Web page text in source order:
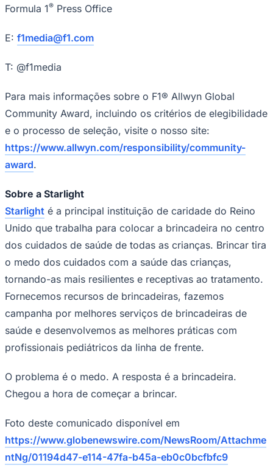
Botafogo
Formula 1® Press Office
E: f1media@f1.com
T: @f1media
Para mais informações sobre o F1® Allwyn Global
Community Award, incluindo os critérios de elegibilidade
e o processo de seleção, visite o nosso site:
https://www.allwyn.com/responsibility/community-
award.
Sobre a Starlight
Starlight é a principal instituição de caridade do Reino
Unido que trabalha para colocar a brincadeira no centro
dos cuidados de saúde de todas as crianças. Brincar tira
o medo dos cuidados com a saúde das crianças,
tornando-as mais resilientes e receptivas ao tratamento.
Fornecemos recursos de brincadeiras, fazemos
campanha por melhores serviços de brincadeiras de
saúde e desenvolvemos as melhores práticas com
profissionais pediátricos da linha de frente.
O problema é o medo. A resposta é a brincadeira.
Chegou a hora de começar a brincar.
Foto deste comunicado disponível em
https://www.globenewswire.com/NewsRoom/Attachme
ntNg/01194d47-e114-47fa-b45a-eb0c0bcfbfc9